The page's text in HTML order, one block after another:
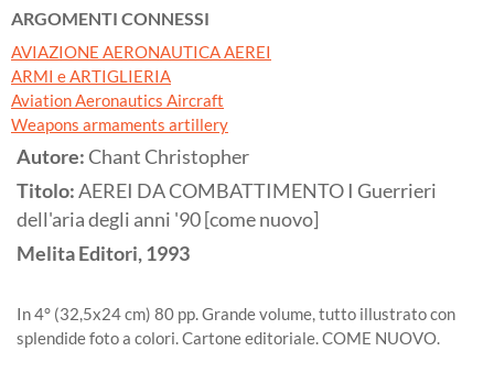
ARGOMENTI CONNESSI
AVIAZIONE AERONAUTICA AEREI
ARMI e ARTIGLIERIA
Aviation Aeronautics Aircraft
Weapons armaments artillery
Autore:Chant Christopher
Titolo:AEREI DA COMBATTIMENTO I Guerrieri
dell'aria degli anni '90 [come nuovo]
Melita Editori,1993
In 4° (32,5x24 cm) 80 pp. Grande volume, tutto illustrato con
splendide foto a colori. Cartone editoriale. COME NUOVO.